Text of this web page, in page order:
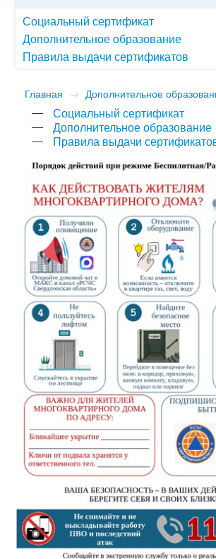
Социальный сертификат
Дополнительное образование
Правила выдачи сертификатов
Главная → Дополнительное
Социальный сертификат
Дополнительное образование
Правила выдачи